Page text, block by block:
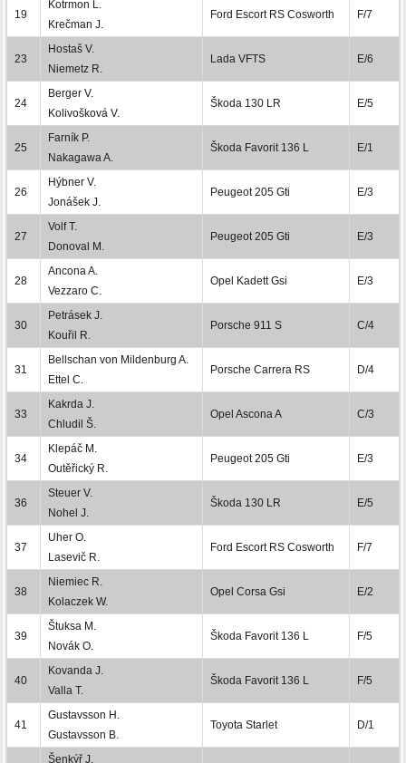
19
Kotrmon L.
Krečman J.
Ford Escort RS Cosworth F/7
23
Hostaš V.
Niemetz R.
Lada VFTS E/6
24
Berger V.
Kolivošková V.
Škoda 130 LR E/5
25
Farník P.
Nakagawa A.
Škoda Favorit 136 L E/1
26
Hýbner V.
Jonášek J.
Peugeot 205 Gti E/3
27
Volf T.
Donoval M.
Peugeot 205 Gti E/3
28
Ancona A.
Vezzaro C.
Opel Kadett Gsi E/3
30
Petrásek J.
Kouřil R.
Porsche 911 S C/4
31
Bellschan von Mildenburg A.
Ettel C.
Porsche Carrera RS D/4
33
Kakrda J.
Chludil Š.
Opel Ascona A C/3
34
Klepáč M.
Outěřický R.
Peugeot 205 Gti E/3
36
Steuer V.
Nohel J.
Škoda 130 LR E/5
37
Uher O.
Lasevič R.
Ford Escort RS Cosworth F/7
38
Niemiec R.
Kolaczek W.
Opel Corsa Gsi E/2
39
Štuksa M.
Novák O.
Škoda Favorit 136 L F/5
40
Kovanda J.
Valla T.
Škoda Favorit 136 L F/5
41
Gustavsson H.
Gustavsson B.
Toyota Starlet D/1
Šenkýř J.